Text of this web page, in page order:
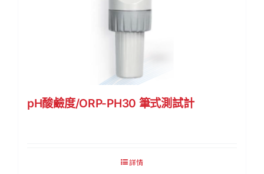
pH酸鹼度/ORP-PH30 筆式測試計
詳情